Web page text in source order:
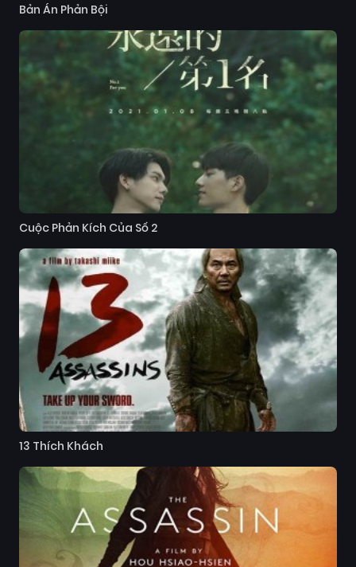
Bản Án Phản Bội
Cuộc Phản Kích Của Số 2
13 Thích Khách